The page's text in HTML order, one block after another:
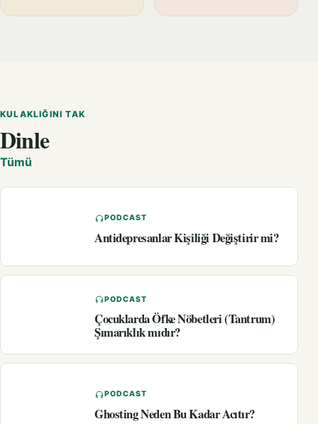
KULAKLIĞINI TAK
Dinle
Tümü
PODCAST
Antidepresanlar Kişiliği Değiştirir mi?
PODCAST
Çocuklarda Öfke Nöbetleri (Tantrum)
Şımarıklık mıdır?
PODCAST
Ghosting Neden Bu Kadar Acıtır?